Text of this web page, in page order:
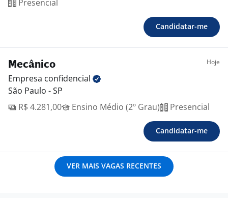
Presencial
Candidatar-me
Mecânico Hoje
Empresa confidencial
São Paulo - SP
R$ 4.281,00
Ensino Médio (2º Grau) Presencial
Candidatar-me
VER MAIS VAGAS RECENTES